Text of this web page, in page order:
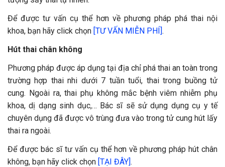
Để được tư vấn cụ thể hơn về phương pháp phá thai nội
khoa, bạn hãy click chọn [TƯ VẤN MIỄN PHÍ].
Hút thai chân không
Phương pháp được áp dụng tại địa chỉ phá thai an toàn trong
trường hợp thai nhi dưới 7 tuần tuổi, thai trong buồng tử
cung. Ngoài ra, thai phụ không mắc bệnh viêm nhiễm phụ
khoa, dị dạng sinh dục,… Bác sĩ sẽ sử dụng dụng cụ y tế
chuyên dụng đã được vô trùng đưa vào trong tử cung hút lấy
thai ra ngoài.
Để được bác sĩ tư vấn cụ thể hơn về phương pháp hút chân
không, bạn hãy click chọn [TẠI ĐÂY].